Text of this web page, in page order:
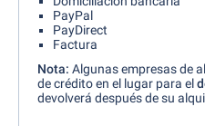
PayPal
PayDirect
Factura
Nota: Algunas empresas de
de crédito en el lugar para el
devolverá después de su